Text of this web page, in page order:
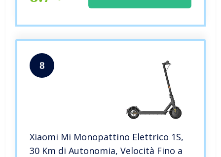
8
Xiaomi Mi Monopattino Elettrico 1S,
30 Km di Autonomia, Velocità Fino a